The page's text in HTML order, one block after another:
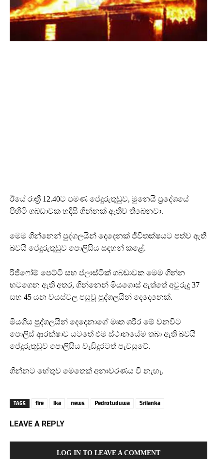
ඊයේ රාත්‍රී 12.40ට පමණ පේදුරුතුඩුව, මුනෙයි ප්‍රදේශයේ
පිහිටි ගබඩාවක හදිසි ගින්නක් ඇතිව තිබෙනවා.
මෙම ගින්නෙන් පුද්ගලයින් දෙදෙනක් ජීවිතක්ෂයට පත්ව ඇති
බවයි පේදුරුතුඩුව පොලිසිය සඳහන් කළේ.
රිජිෆෝම් පෙට්ටි සහ ප්ලාස්ටික් ගබඩාවක මෙම ගින්න
හටගෙන ඇති අතර, ගින්නෙන් මියගොස් ඇත්තේ අවුරුදු 37
සහ 45 යන වයස්වල පසුවූ පුද්ගලයින් දෙදෙනෙක්.
මියගිය පුද්ගලයින් දෙදෙනාගේ මෘත ශරීර මේ වනවිට
පොලිස් ආරක්ෂාව යටතේ එම ස්ථානයේම තබා ඇති බවයි
පේදුරුතුඩුව පොලිසිය වැඩිදුරටත් පැවසුවේ.
ගින්නට හේතුව මෙතෙක් අනාවරණය වී නැහැ.
TAGS fire lka news Pedrotuduwa Srilanka
LEAVE A REPLY
LOG IN TO LEAVE A COMMENT